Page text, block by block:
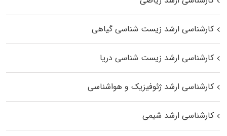
کارشناسی ارشد زیست‌ شناسی گیاهی
کارشناسی ارشد زیست‌ شناسی دریا
کارشناسی ارشد ژئوفیزیک و هواشناسی
کارشناسی ارشد شیمی